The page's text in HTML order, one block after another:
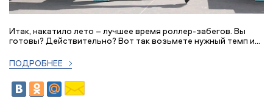
Итак, накатило лето – лучшее время роллер-забегов. Вы
готовы? Действительно? Вот так возьмете нужный темп и...
ПОДРОБНЕЕ